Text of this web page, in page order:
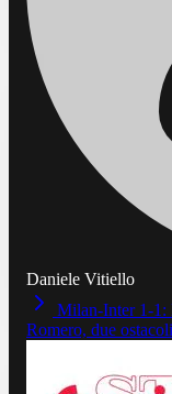
Daniele Vitiello
Milan-Inter 1-1:
Romero, due ostacoli